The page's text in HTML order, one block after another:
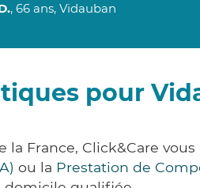
, 66 ans, Vidauban
pour
France, Click&Care
ou la Prestation de